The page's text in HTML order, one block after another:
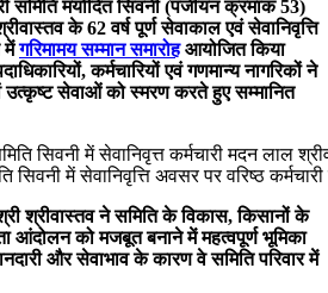
समिति मर्यादित सिवनी (पंजीयन क्रमांक 53)
के 62 वर्ष पूर्ण सेवाकाल एवं सेवानिवृत्ति
मेंगरिमामय सम्मान समारोहआयोजित किया
कर्मचारियों एवं गणमान्य नागरिकों ने
उत्कृष्ट सेवाओं को स्मरण करते हुए सम्मानित
सिवनी में सेवानिवृत्ति अवसर पर वरिष्ठ
श्रीवास्तव ने समिति के विकास, किसानों के
आंदोलन को मजबूत बनाने में महत्वपूर्ण भूमिका
और सेवाभाव के कारण वे समिति परिवार में